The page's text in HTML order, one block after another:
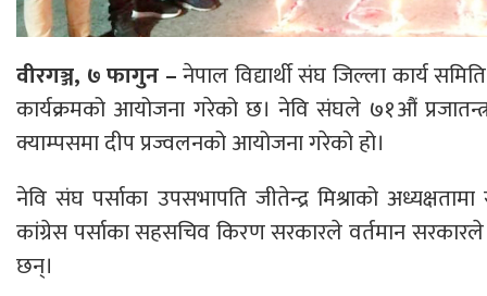
वीरगञ्ज, ७ फागुन –नेपाल विद्यार्थी संघ जिल्ला कार्य
कार्यक्रमको आयोजना गरेको छ। नेवि संघले ७१औं
क्याम्पसमा दीप प्रज्वलनको आयोजना गरेको हो।
नेवि संघ पर्साका उपसभापति जीतेन्द्र मिश्राको
कांग्रेस पर्साका सहसचिव किरण सरकारले वर्तमान
छन्।